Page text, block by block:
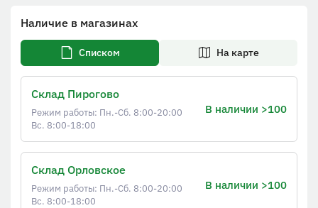
Наличие в магазинах
Списком На карте
Склад Пирогово
Режим работы: Пн.-Сб. 8:00-20:00
Вс. 8:00-18:00
В наличии >100
Склад Орловское
Режим работы: Пн.-Сб. 8:00-20:00
Вс. 8:00-18:00
В наличии >100